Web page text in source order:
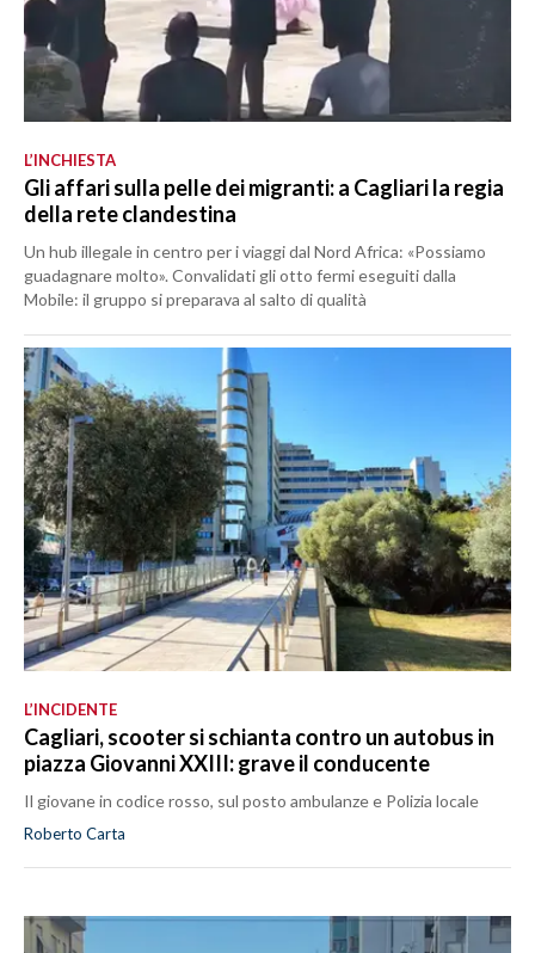
L’INCHIESTA
Gli affari sulla pelle dei migranti: a Cagliari la regia
della rete clandestina
Un hub illegale in centro per i viaggi dal Nord Africa: «Possiamo
guadagnare molto». Convalidati gli otto fermi eseguiti dalla
Mobile: il gruppo si preparava al salto di qualità
L’INCIDENTE
Cagliari, scooter si schianta contro un autobus in
piazza Giovanni XXIII: grave il conducente
Il giovane in codice rosso, sul posto ambulanze e Polizia locale
Roberto Carta